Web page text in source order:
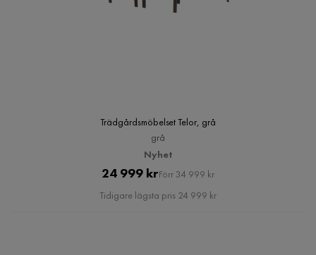
Trädgårdsmöbelset Telor, grå
grå
Nyhet
Pris
24 999 krOriginal
Pris
Förr 34 999 kr
Tidigare lägsta pris 24 999 kr